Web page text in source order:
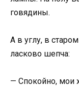
говядины.
А в углу, в
ласково шепча:
— Спокойно, мои